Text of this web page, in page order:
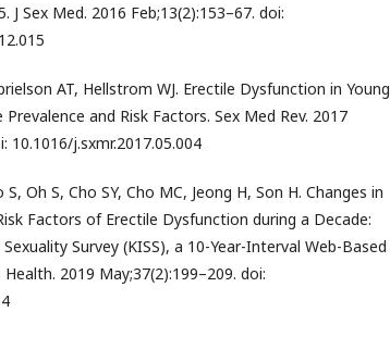
J Sex Med. 2016 Feb;13(2):153–67. doi:
AT, Hellstrom WJ. Erectile Dysfunction in Young
and Risk Factors. Sex Med Rev. 2017
10.1016/j.sxmr.2017.05.004
S, Oh S, Cho SY, Cho MC, Jeong H, Son H. Changes in
Factors of Erectile Dysfunction during a Decade:
Survey (KISS), a 10-Year-Interval Web-Based
Health. 2019 May;37(2):199–209. doi: